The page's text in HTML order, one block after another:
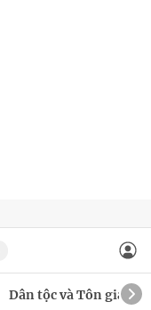
Dân tộc và Tôn giáo